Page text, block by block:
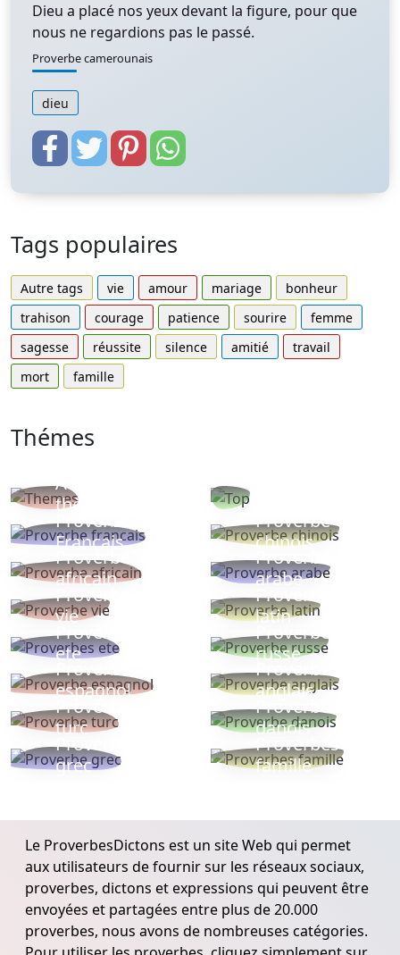
Dieu a placé nos yeux devant la figure, pour que
nous ne regardions pas le passé.
Proverbe camerounais
dieu
Tags populaires
Autre tags vie amour mariage
bonheur
trahison
courage patience sourire
femme
sagesse
réussite silence amitié
travail
mort
famille
Thémes
Autres
thèmes
Proverbe
Français
Proverbe
chinois
Proverbe
africain
Proverbe
arabe
Proverbe
vie
Proverbe
latin
Proverbes
ete
Proverbe
russe
Proverbe
espagnol
Proverbe
anglais
Proverbe
turc
Proverbe
danois
Proverbe
grec
Proverbes
famille
Le ProverbesDictons est un site Web qui permet
aux utilisateurs de fournir sur les réseaux sociaux,
proverbes, dictons et expressions qui peuvent être
envoyées et partagées entre plus de 20.000
proverbes, nous avons de nombreuses catégories.